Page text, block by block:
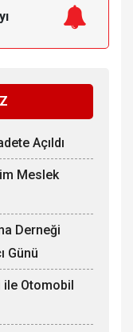
Açıldı
Meslek
Derneği
Günü
Otomobil